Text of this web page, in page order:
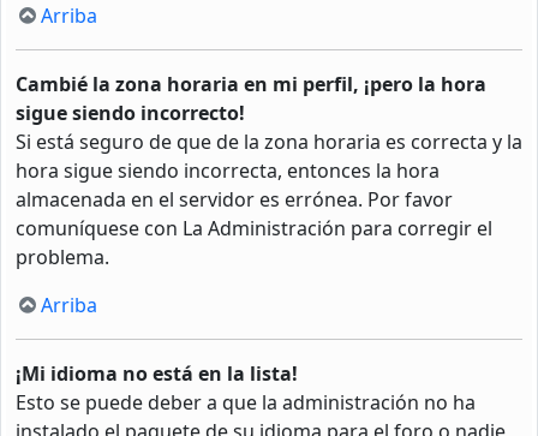
Arriba
Cambié la zona horaria en mi perfil, ¡pero la hora
sigue siendo incorrecto!
Si está seguro de que de la zona horaria es correcta y la
hora sigue siendo incorrecta, entonces la hora
almacenada en el servidor es errónea. Por favor
comuníquese con La Administración para corregir el
problema.
Arriba
¡Mi idioma no está en la lista!
Esto se puede deber a que la administración no ha